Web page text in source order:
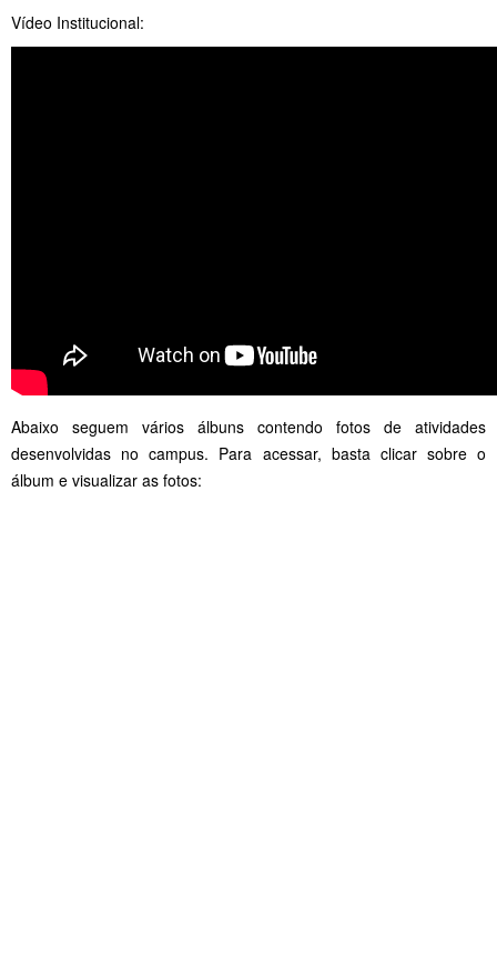
Vídeo Institucional:
Abaixo seguem vários álbuns contendo fotos de atividades
desenvolvidas no campus. Para acessar, basta clicar sobre o
álbum e visualizar as fotos: